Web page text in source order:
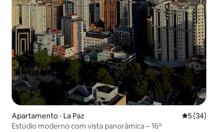
Apartamento ⋅ La Paz 5 de uma
5 (34)
Estúdio moderno com vista panorâmica – 16º